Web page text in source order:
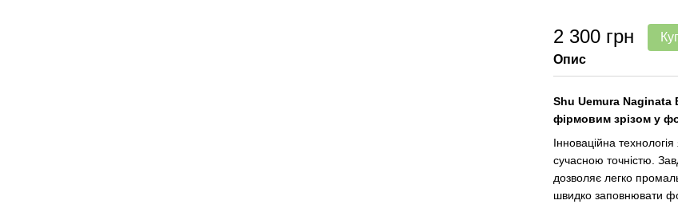
2 300 грн
Опис
Shu Uemura Naginata
фірмовим зрізом у
Інноваційна
сучасною точністю.
дозволяє легко
швидко заповнювати